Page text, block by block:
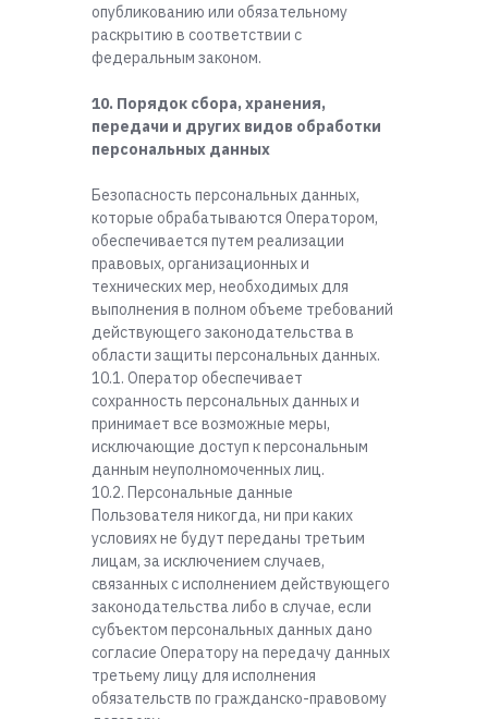
опубликованию или обязательному
раскрытию в соответствии с
федеральным законом.
10. Порядок сбора, хранения,
передачи и других видов обработки
персональных данных
Безопасность персональных данных,
которые обрабатываются Оператором,
обеспечивается путем реализации
правовых, организационных и
технических мер, необходимых для
выполнения в полном объеме требований
действующего законодательства в
области защиты персональных данных.
10.1. Оператор обеспечивает
сохранность персональных данных и
принимает все возможные меры,
исключающие доступ к персональным
данным неуполномоченных лиц.
10.2. Персональные данные
Пользователя никогда, ни при каких
условиях не будут переданы третьим
лицам, за исключением случаев,
связанных с исполнением действующего
законодательства либо в случае, если
субъектом персональных данных дано
согласие Оператору на передачу данных
третьему лицу для исполнения
обязательств по гражданско-правовому